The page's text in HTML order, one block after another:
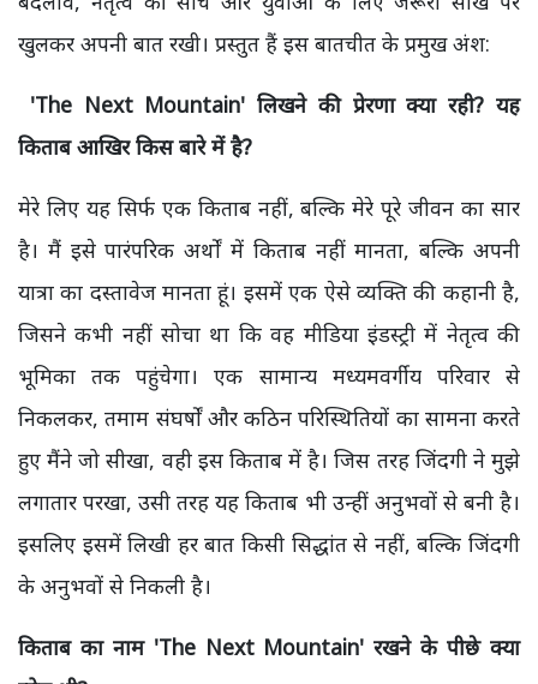
खुलकर अपनी बात रखी। प्रस्तुत हैं इस बातचीत के प्रमुख अंश:
'The Next Mountain' लिखने की प्रेरणा क्या रही? यह
किताब आखिर किस बारे में है?
मेरे लिए यह सिर्फ एक किताब नहीं, बल्कि मेरे पूरे जीवन का सार
है। मैं इसे पारंपरिक अर्थों में किताब नहीं मानता, बल्कि अपनी
यात्रा का दस्तावेज मानता हूं। इसमें एक ऐसे व्यक्ति की कहानी है,
जिसने कभी नहीं सोचा था कि वह मीडिया इंडस्ट्री में नेतृत्व की
भूमिका तक पहुंचेगा। एक सामान्य मध्यमवर्गीय परिवार से
निकलकर, तमाम संघर्षों और कठिन परिस्थितियों का सामना करते
हुए मैंने जो सीखा, वही इस किताब में है। जिस तरह जिंदगी ने मुझे
लगातार परखा, उसी तरह यह किताब भी उन्हीं अनुभवों से बनी है।
इसलिए इसमें लिखी हर बात किसी सिद्धांत से नहीं, बल्कि जिंदगी
के अनुभवों से निकली है।
किताब का नाम 'The Next Mountain' रखने के पीछे क्या